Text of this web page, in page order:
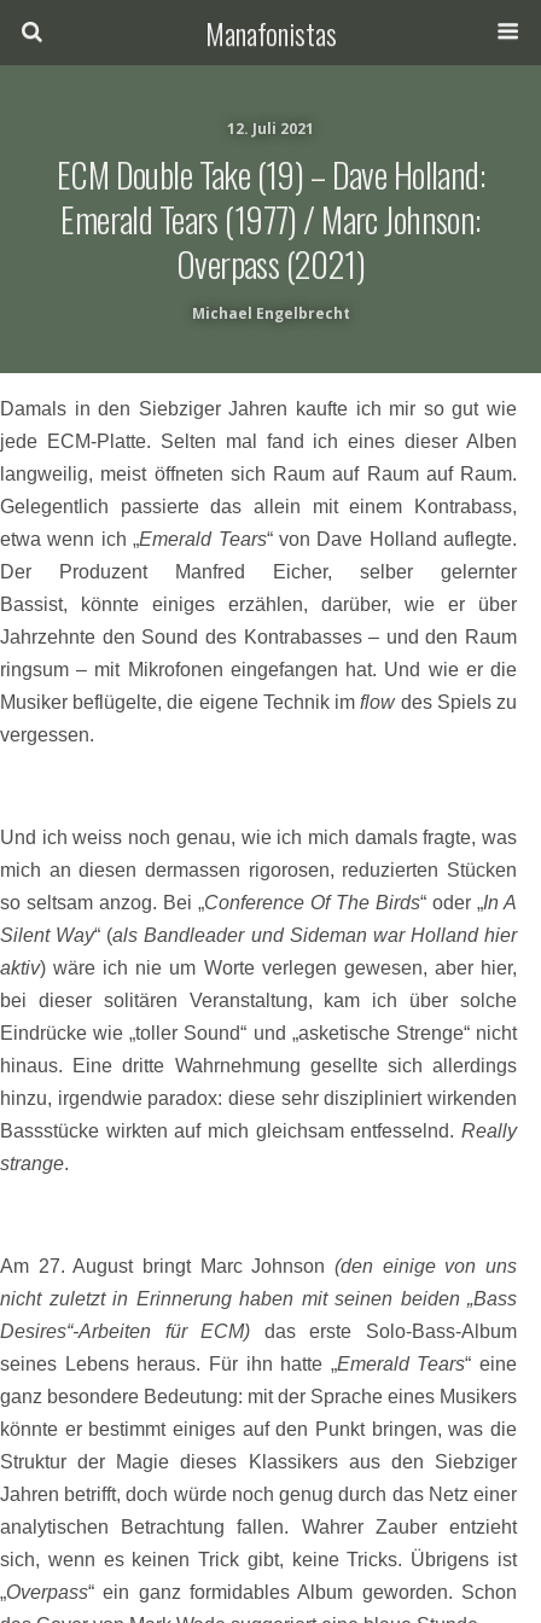
Manafonistas
12. Juli 2021
ECM Double Take (19) – Dave Holland:
Emerald Tears (1977) / Marc Johnson:
Overpass (2021)
Michael Engelbrecht
Damals in den Siebziger Jahren kaufte ich mir so gut wie
jede ECM-Platte. Selten mal fand ich eines dieser Alben
langweilig, meist öffneten sich Raum auf Raum auf Raum.
Gelegentlich passierte das allein mit einem Kontrabass,
etwa wenn ich „Emerald Tears“ von Dave Holland auflegte.
Der Produzent Manfred Eicher, selber gelernter
Bassist, könnte einiges erzählen, darüber, wie er über
Jahrzehnte den Sound des Kontrabasses – und den Raum
ringsum – mit Mikrofonen eingefangen hat. Und wie er die
Musiker beflügelte, die eigene Technik imflowdes Spiels zu
vergessen.
Und ich weiss noch genau, wie ich mich damals fragte, was
mich an diesen dermassen rigorosen, reduzierten Stücken
so seltsam anzog. Bei „Conference Of The Birds“ oder „In A
Silent Way“ (als Bandleader und Sideman war Holland hier
aktiv) wäre ich nie um Worte verlegen gewesen, aber hier,
bei dieser solitären Veranstaltung, kam ich über solche
Eindrücke wie „toller Sound“ und „asketische Strenge“ nicht
hinaus. Eine dritte Wahrnehmung gesellte sich allerdings
hinzu, irgendwie paradox: diese sehr diszipliniert wirkenden
Bassstücke wirkten auf mich gleichsam entfesselnd. Really
strange.
Am 27. August bringt Marc Johnson (den einige von uns
nicht zuletzt in Erinnerung haben mit seinen beiden „Bass
Desires“-Arbeiten für ECM) das erste Solo-Bass-Album
seines Lebens heraus. Für ihn hatte „Emerald Tears“ eine
ganz besondere Bedeutung: mit der Sprache eines Musikers
könnte er bestimmt einiges auf den Punkt bringen, was die
Struktur der Magie dieses Klassikers aus den Siebziger
Jahren betrifft, doch würde noch genug durch das Netz einer
analytischen Betrachtung fallen. Wahrer Zauber entzieht
sich, wenn es keinen Trick gibt, keine Tricks. Übrigens ist
„Overpass“ ein ganz formidables Album geworden. Schon